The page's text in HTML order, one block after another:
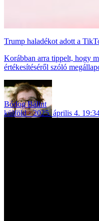
Trump haladékot adott a
Korábban arra tippelt, hogy
értékesítéséről szóló
Bódog Bálint
külföld
2025. április 4.